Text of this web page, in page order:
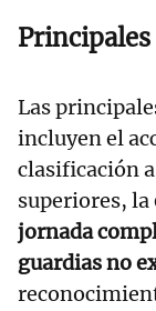
Las
incluyen el
clasificación
superiores, la
jornada
guardias no